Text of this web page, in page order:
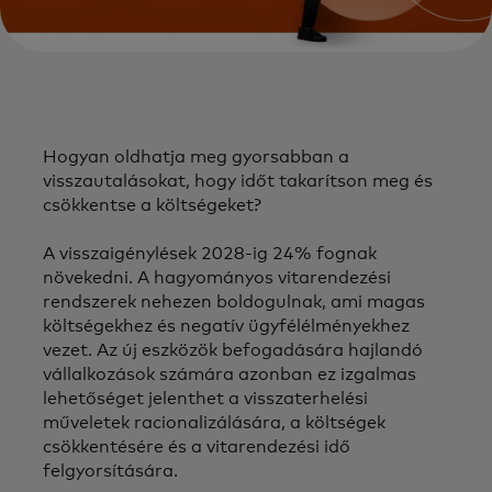
​Hogyan oldhatja meg gyorsabban a
visszautalásokat, hogy időt takarítson meg és
csökkentse a költségeket?​
A visszaigénylések 2028-ig 24% fognak
növekedni. A hagyományos vitarendezési
rendszerek nehezen boldogulnak, ami magas
költségekhez és negatív ügyfélélményekhez
vezet. Az új eszközök befogadására hajlandó
vállalkozások számára azonban ez izgalmas
lehetőséget jelenthet a visszaterhelési
műveletek racionalizálására, a költségek
csökkentésére és a vitarendezési idő
felgyorsítására.